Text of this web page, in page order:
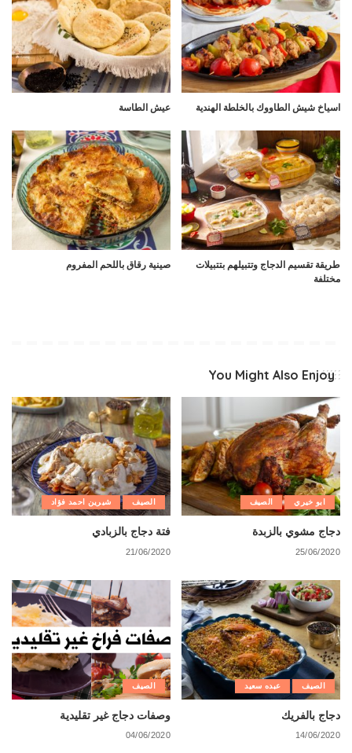
اسياخ شيش الطاووك بالخلطة الهندية عيش الطاسة
طريقة تقسيم الدجاج وتتبيلهم بتتبيلات
مختلفة
صينية رقاق باللحم المفروم
You Might Also Enjoy
ابو خيري الصيف
دجاج مشوي بالزبدة
25/06/2020
الصيف شيرين احمد فؤاد
فتة دجاج بالزبادي
21/06/2020
الصيف عبده سعيد
دجاج بالفريك
14/06/2020
الصيف
وصفات دجاج غير تقليدية
04/06/2020